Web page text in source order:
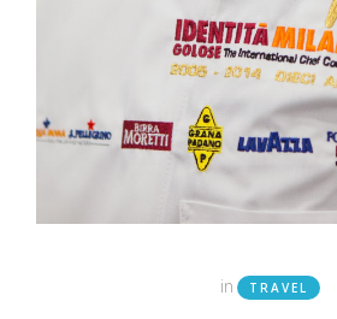
in TRAVEL